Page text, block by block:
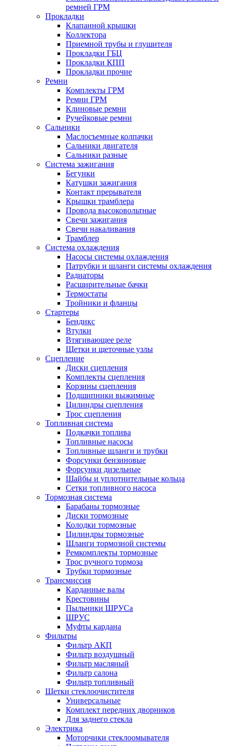
ремней ГРМ
Прокладки
Клапанной крышки
Коллектора
Приемной трубы и глушителя
Прокладки ГБЦ
Прокладки КПП
Прокладки прочие
Ремни
Комплекты ГРМ
Ремни ГРМ
Клиновые ремни
Ручейковые ремни
Сальники
Маслосъемные колпачки
Сальники двигателя
Сальники разные
Система зажигания
Бегунки
Катушки зажигания
Контакт прерывателя
Крышки трамблера
Провода высоковольтные
Свечи зажигания
Свечи накаливания
Трамблер
Система охлаждения
Насосы системы охлаждения
Патрубки и шланги системы охлаждения
Радиаторы
Расширительные бачки
Термостаты
Тройники и фланцы
Стартеры
Бендикс
Втулки
Втягивающее реле
Щетки и щеточные узлы
Сцепление
Диски сцепления
Комплекты сцепления
Корзины сцепления
Подшипники выжимные
Цилиндры сцепления
Трос сцепления
Топливная система
Подкачки топлива
Топливные насосы
Топливные шланги и трубки
Форсунки бензиновые
Форсунки дизельные
Шайбы и уплотнительные кольца
Сетки топливного насоса
Тормозная система
Барабаны тормозные
Диски тормозные
Колодки тормозные
Цилиндры тормозные
Шланги тормозной системы
Ремкомплекты тормозные
Трос ручного тормоза
Трубки тормозные
Трансмиссия
Карданные валы
Крестовины
Пыльники ШРУСа
ШРУС
Муфты кардана
Фильтры
Фильтр АКП
Фильтр воздушный
Фильтр масляный
Фильтр салона
Фильтр топливный
Щетки стеклоочистителя
Универсальные
Комплект передних дворников
Для заднего стекла
Электрика
Моторчики стеклоомывателя